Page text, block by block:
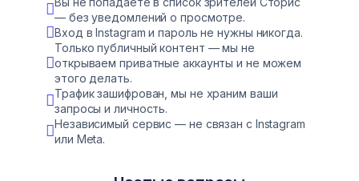
— без уведомлений о просмотре.
Вход в Instagram и пароль не нужны никогда.
Только публичный контент — мы не
открываем приватные аккаунты и не можем
этого делать.
Трафик зашифрован, мы не храним ваши
запросы и личность.
Независимый сервис — не связан с Instagram
или Meta.